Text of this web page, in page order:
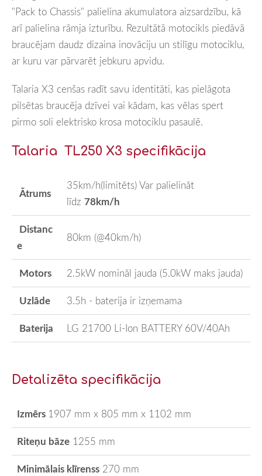
"Pack to Chassis" palielina akumulatora aizsardzību, kā
arī palielina rāmja izturību. Rezultātā motocikls piedāvā
braucējam daudz dizaina inovāciju un stilīgu motociklu,
ar kuru var pārvarēt jebkuru apvidu.
Talaria X3 cenšas radīt savu identitāti, kas pielāgota
pilsētas braucēja dzīvei vai kādam, kas vēlas spert
pirmo soli elektrisko krosa motociklu pasaulē.
Talaria TL250 X3 specifikācija
Ātrums
35km/h(limitēts) Var palielināt
līdz78km/h
Distanc
e
80km (@40km/h)
Motors 2.5kW nomināl jauda (5.0kW maks jauda)
Uzlāde 3.5h - baterija ir izņemama
Baterija LG 21700 Li-Ion BATTERY 60V/40Ah
Detalizēta specifikācija
Izmērs 1907 mm x 805 mm x 1102 mm
Riteņu bāze 1255 mm
Minimālais klīrenss 270 mm